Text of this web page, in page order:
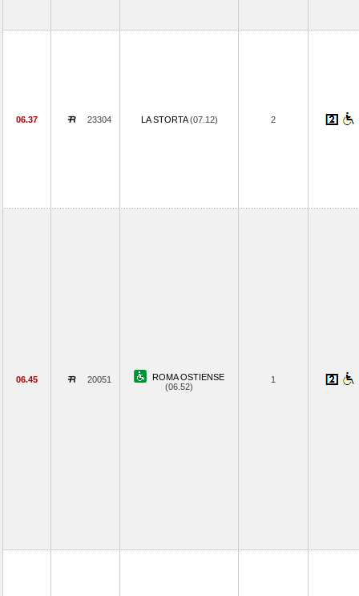
06.37 23304 LA STORTA(07.12) 2
06.45 20051
ROMA OSTIENSE
(06.52)
1